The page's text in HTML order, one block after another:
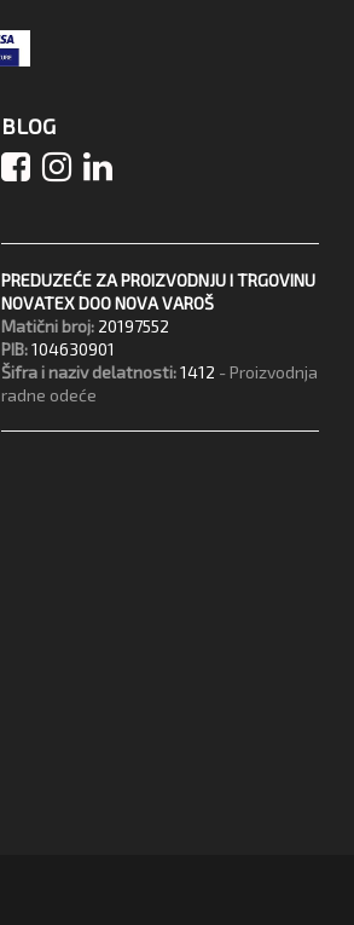
BLOG
PREDUZEĆE ZA PROIZVODNJU I TRGOVINU
NOVATEX DOO NOVA VAROŠ
Matični broj: 20197552
PIB:104630901
Šifra i naziv delatnosti:1412 - Proizvodnja
radne odeće